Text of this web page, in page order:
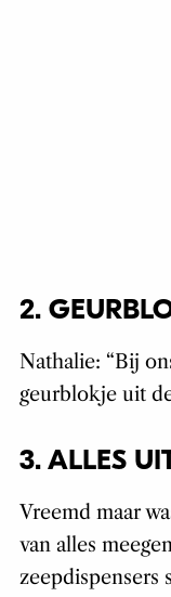
2.
Nathalie: “Bij
geurblokje uit
3. ALLES
Vreemd maar
van alles
zeepdispensers